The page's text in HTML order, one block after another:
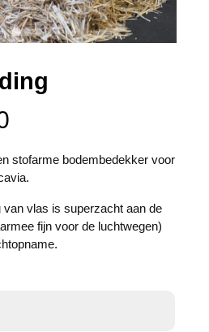
7,00
17,00
stofarme bodembedekker voor
vlas is superzacht aan de
fijn voor de luchtwegen)